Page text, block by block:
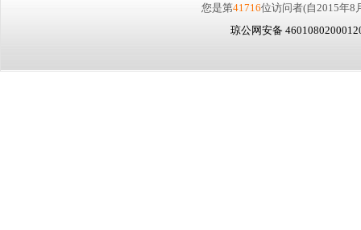
您是第41716位访问者(自2015年8
琼公网安备